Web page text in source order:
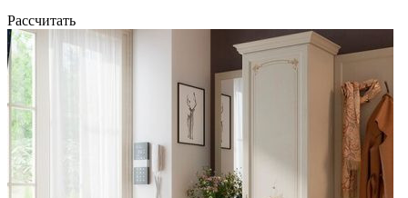
Рассчитать